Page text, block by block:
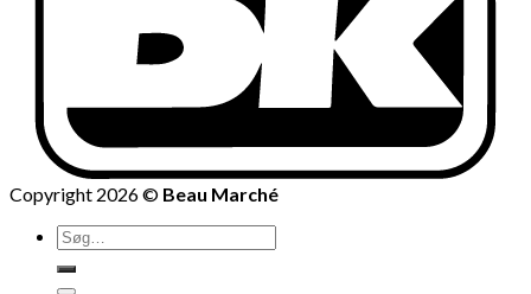
Copyright 2026 © Beau Marché
Søg
efter: